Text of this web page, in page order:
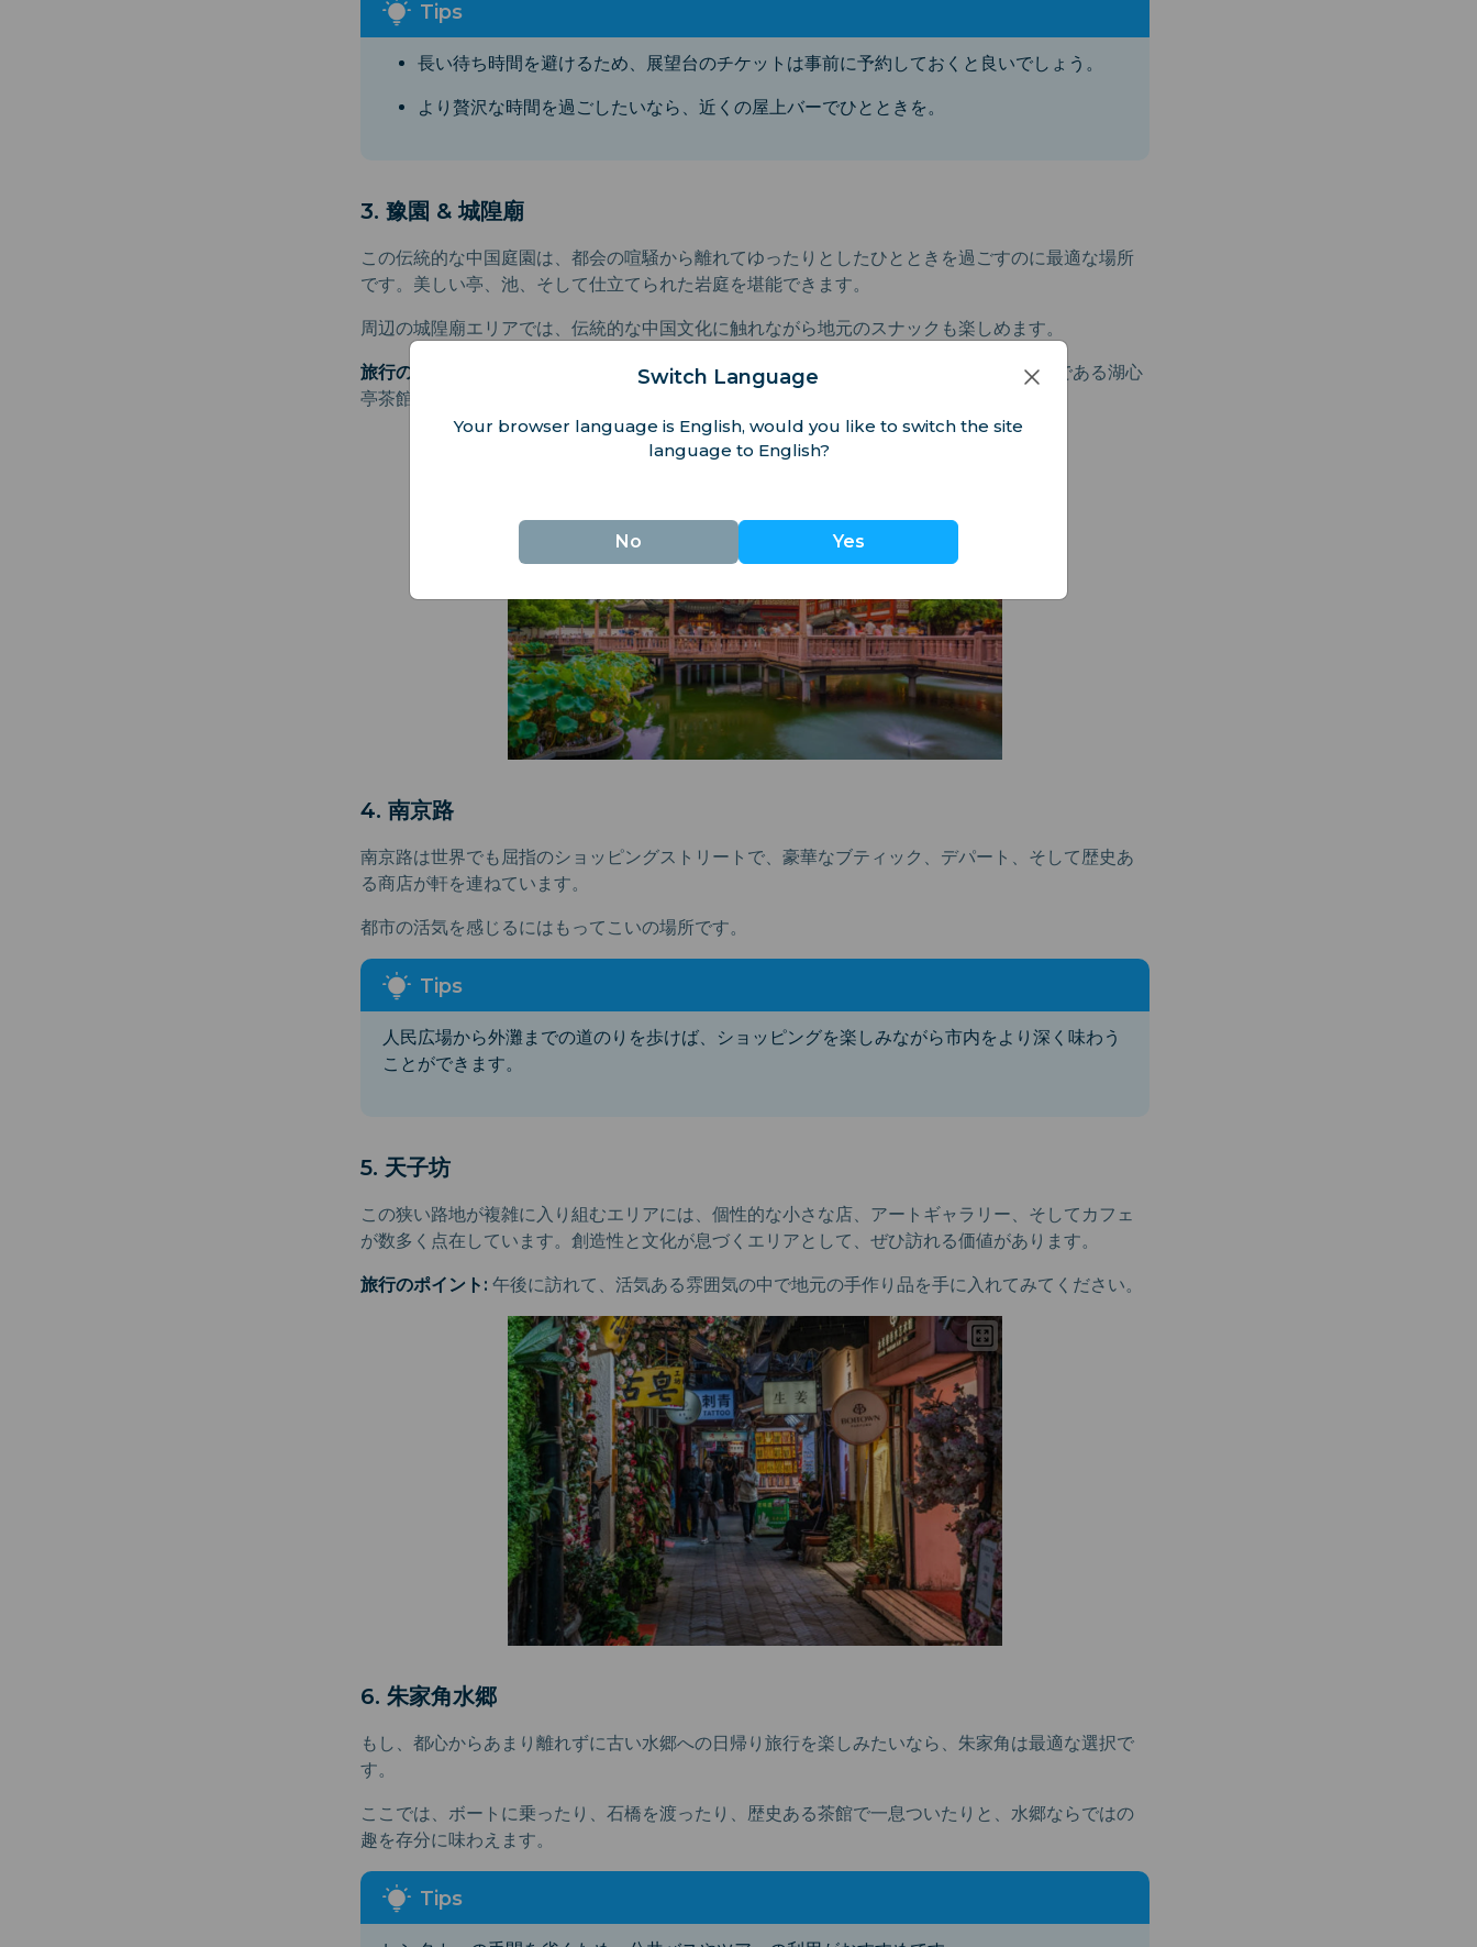
長い待ち時間を避けるため、展望台のチケットは事前に予約しておくと良いでしょう。
より贅沢な時間を過ごしたいなら、近くの屋上バーでひとときを。
3. 豫園 & 城隍廟
この伝統的な中国庭園は、都会の喧騒から離れてゆったりとしたひとときを過ごすのに最適な場所
です。美しい亭、池、そして仕立てられた岩庭を堪能できます。
周辺の城隍廟エリアでは、伝統的な中国文化に触れながら地元のスナックも楽しめます。
旅行のポイント:
人混みを避けるため、朝一番に訪れて、上海で最も歴史ある茶館の一つである湖心
亭茶館でのんびりとお茶を楽しんでください。
4. 南京路
南京路は世界でも屈指のショッピングストリートで、豪華なブティック、デパート、そして歴史あ
る商店が軒を連ねています。
都市の活気を感じるにはもってこいの場所です。
人民広場から外灘までの道のりを歩けば、ショッピングを楽しみながら市内をより深く味わう
ことができます。
5. 天子坊
この狭い路地が複雑に入り組むエリアには、個性的な小さな店、アートギャラリー、そしてカフェ
が数多く点在しています。創造性と文化が息づくエリアとして、ぜひ訪れる価値があります。
旅行のポイント: 午後に訪れて、活気ある雰囲気の中で地元の手作り品を手に入れてみてください。
6. 朱家角水郷
もし、都心からあまり離れずに古い水郷への日帰り旅行を楽しみたいなら、朱家角は最適な選択で
す。
ここでは、ボートに乗ったり、石橋を渡ったり、歴史ある茶館で一息ついたりと、水郷ならではの
趣を存分に味わえます。
Switch Language
Your browser language is English, would you like to switch the site
language to English?
No Yes